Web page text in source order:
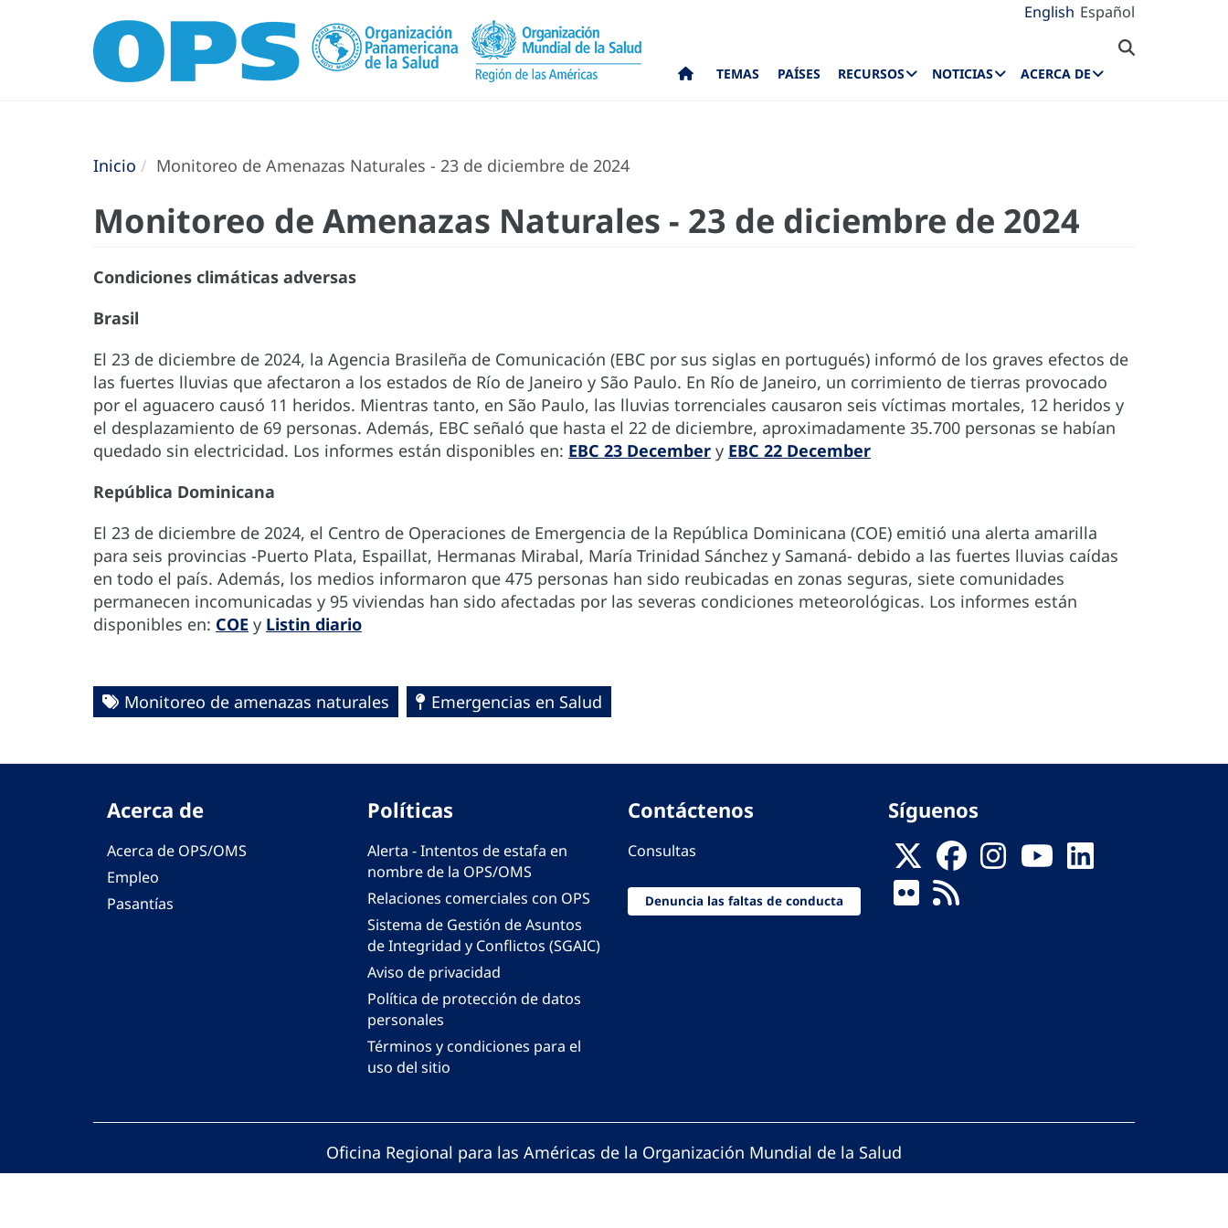
English Español
TEMAS PAÍSES RECURSOS NOTICIAS ACERCA DE
Inicio Monitoreo de Amenazas Naturales - 23 de diciembre de 2024
Monitoreo de Amenazas Naturales - 23 de diciembre de 2024
Condiciones climáticas adversas
Brasil
El 23 de diciembre de 2024, la Agencia Brasileña de Comunicación (EBC por sus siglas en portugués) informó de los graves efectos de
las fuertes lluvias que afectaron a los estados de Río de Janeiro y São Paulo. En Río de Janeiro, un corrimiento de tierras provocado
por el aguacero causó 11 heridos. Mientras tanto, en São Paulo, las lluvias torrenciales causaron seis víctimas mortales, 12 heridos y
el desplazamiento de 69 personas. Además, EBC señaló que hasta el 22 de diciembre, aproximadamente 35.700 personas se habían
quedado sin electricidad. Los informes están disponibles en: EBC 23 December y EBC 22 December
República Dominicana
El 23 de diciembre de 2024, el Centro de Operaciones de Emergencia de la República Dominicana (COE) emitió una alerta amarilla
para seis provincias -Puerto Plata, Espaillat, Hermanas Mirabal, María Trinidad Sánchez y Samaná- debido a las fuertes lluvias caídas
en todo el país. Además, los medios informaron que 475 personas han sido reubicadas en zonas seguras, siete comunidades
permanecen incomunicadas y 95 viviendas han sido afectadas por las severas condiciones meteorológicas. Los informes están
disponibles en: COE y Listin diario
Monitoreo de amenazas naturales Emergencias en Salud
Acerca de
Acerca de OPS/OMS
Empleo
Pasantías
Políticas
Alerta - Intentos de estafa en
nombre de la OPS/OMS
Relaciones comerciales con OPS
Sistema de Gestión de Asuntos
de Integridad y Conflictos (SGAIC)
Aviso de privacidad
Política de protección de datos
personales
Términos y condiciones para el
uso del sitio
Contáctenos
Consultas
Denuncia las faltas de conducta
Síguenos
Oficina Regional para las Américas de la Organización Mundial de la Salud